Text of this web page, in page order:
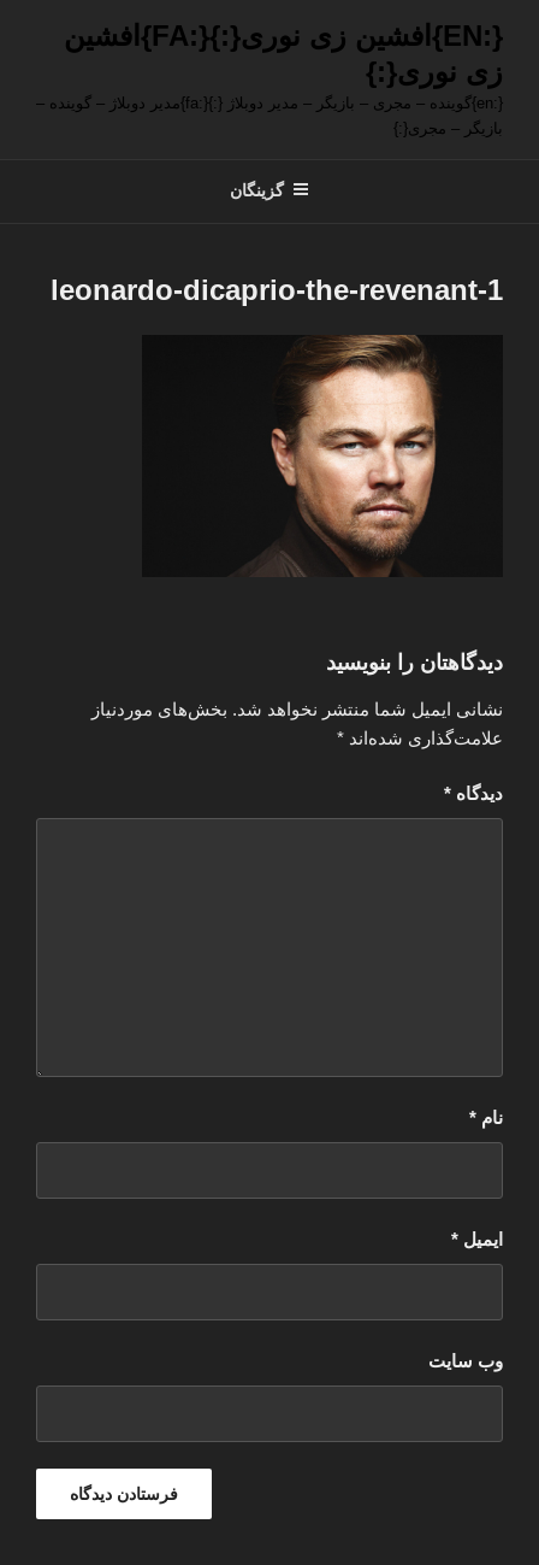
محتوا
{:EN}افشین زی نوری{:}{:FA}افشین
زی نوری{:}
{:en}گوینده – مجری – بازیگر – مدیر دوبلاژ {:}{:fa}مدیر دوبلاژ – گوینده –
بازیگر – مجری{:}
گزینگان
leonardo-dicaprio-the-revenant-1
دیدگاهتان را بنویسید
نشانی ایمیل شما منتشر نخواهد شد. بخش‌های موردنیاز
علامت‌گذاری شده‌اند *
دیدگاه *
نام *
ایمیل *
وب‌ سایت